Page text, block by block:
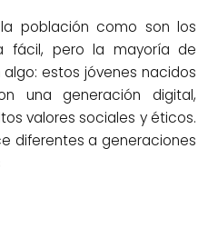
población como son los
fácil, pero la mayoría de
estos jóvenes nacidos
una generación digital,
valores sociales y éticos.
diferentes a generaciones